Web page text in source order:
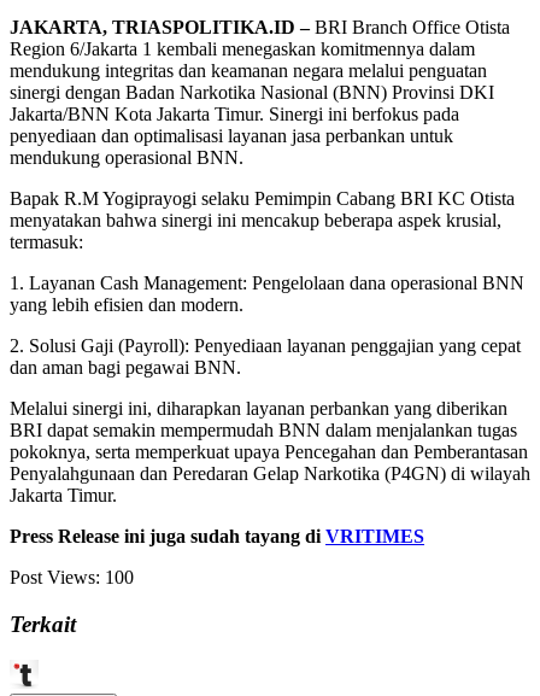
JAKARTA, TRIASPOLITIKA.ID –BRI Branch Office Otista
Region 6/Jakarta 1 kembali menegaskan komitmennya dalam
mendukung integritas dan keamanan negara melalui penguatan
sinergi dengan Badan Narkotika Nasional (BNN) Provinsi DKI
Jakarta/BNN Kota Jakarta Timur. Sinergi ini berfokus pada
penyediaan dan optimalisasi layanan jasa perbankan untuk
mendukung operasional BNN.
Bapak R.M Yogiprayogi selaku Pemimpin Cabang BRI KC Otista
menyatakan bahwa sinergi ini mencakup beberapa aspek krusial,
termasuk:
1. Layanan Cash Management: Pengelolaan dana operasional BNN
yang lebih efisien dan modern.
2. Solusi Gaji (Payroll): Penyediaan layanan penggajian yang cepat
dan aman bagi pegawai BNN.
Melalui sinergi ini, diharapkan layanan perbankan yang diberikan
BRI dapat semakin mempermudah BNN dalam menjalankan tugas
pokoknya, serta memperkuat upaya Pencegahan dan Pemberantasan
Penyalahgunaan dan Peredaran Gelap Narkotika (P4GN) di wilayah
Jakarta Timur.
Press Release ini juga sudah tayang di VRITIMES
Post Views: 100
Terkait